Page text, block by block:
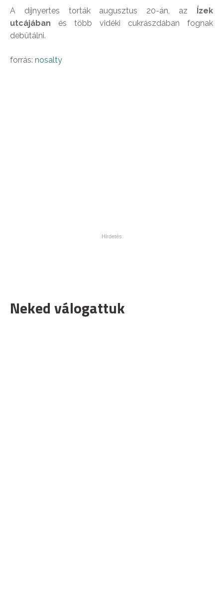
A díjnyertes torták augusztus 20-án, az Ízek
utcájában és több vidéki cukrászdában fognak
debütálni.
forrás: nosalty
Neked válogattuk